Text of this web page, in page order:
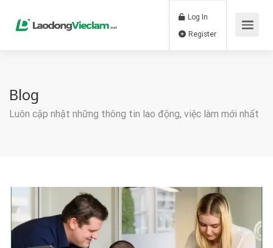
Log In
Blog
Luôn cập nhật những thông tin lao động, việc làm mới nhất